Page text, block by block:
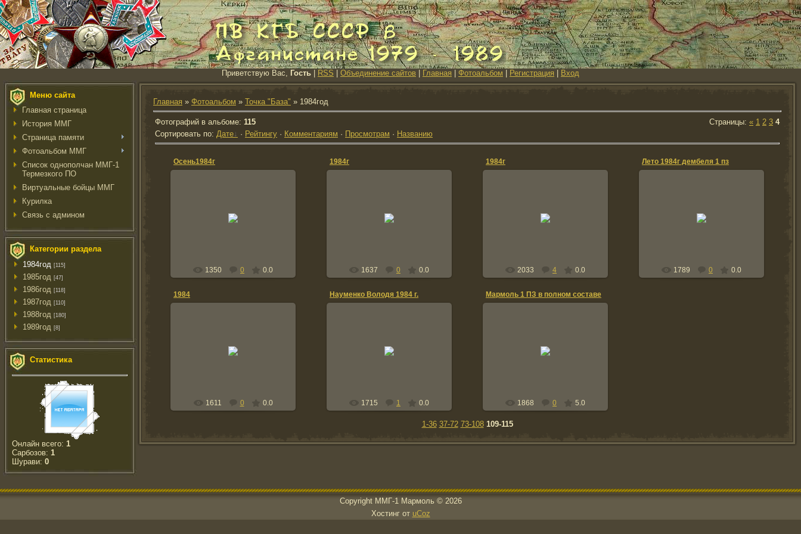
Приветствую Вас, Гость RSS Объединение сайтов Главная Фотоальбом Регистрация Вход
Меню сайта
Главная страница
История ММГ
Страница памяти
Фотоальбом ММГ
Список однополчан ММГ-1
Термезкого ПО
Виртуальные бойцы ММГ
Курилка
Связь с админом
Категории раздела
1984год [115]
1985год [47]
1986год [118]
1987год [110]
1988год [180]
1989год [8]
Статистика
Онлайн всего: 1
Сарбозов: 1
Шурави: 0
Главная » Фотоальбом » Точка "База" » 1984год
Фотографий в альбоме: 115 Страницы: « 1 2 3 4
Сортировать по: Дате · Рейтингу · Комментариям · Просмотрам · Названию
Осень1984г
Суряев Серега
1350 0 0.0
1984г
Строительство блиндажа 1 ПЗ
1637 0 0.0
1984г
Третьяков,Щербина,Женя........,Толя
Онищенко,Тренихин?,Щербина,.........,Миша
2033 4 0.0
Лето 1984г дембеля 1 пз
1789 0 0.0
1984
Миша Гончаренко, ...., Леха
1611 0 0.0
Науменко Володя 1984 г.
1715 1 0.0
Мармоль 1 ПЗ в полном составе
Смена нач ПЗ к-н Деревянко
меняет м-ра Завялова.
1868 0 5.0
1-36 37-72 73-108 109-115
Copyright MМГ-1 Мармоль © 2026
Хостинг от uCoz